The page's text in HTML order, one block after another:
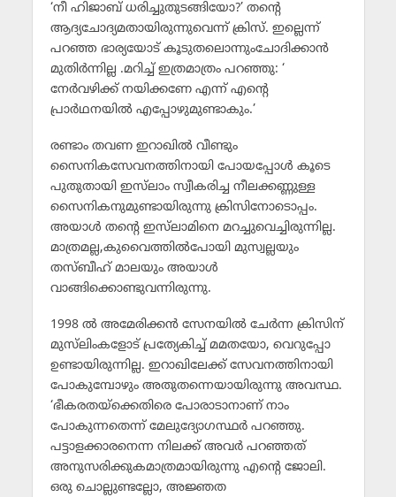
‘നീ ഹിജാബ് ധരിച്ചുതുടങ്ങിയോ?’ തന്റെ
ആദ്യചോദ്യമതായിരുന്നുവെന്ന് ക്രിസ്. ഇല്ലെന്ന്
പറഞ്ഞ ഭാര്യയോട് കൂടുതലൊന്നുംചോദിക്കാന്‍
മുതിര്‍ന്നില്ല .മറിച്ച് ഇത്രമാത്രം പറഞ്ഞു: ‘
നേര്‍വഴിക്ക് നയിക്കണേ എന്ന് എന്റെ
പ്രാര്‍ഥനയില്‍ എപ്പോഴുമുണ്ടാകും.’
രണ്ടാം തവണ ഇറാഖില്‍ വീണ്ടും
സൈനികസേവനത്തിനായി പോയപ്പോള്‍ കൂടെ
പുതുതായി ഇസ്‌ലാം സ്വീകരിച്ച നീലക്കണ്ണുള്ള
സൈനികനുമുണ്ടായിരുന്നു ക്രിസിനോടൊപ്പം.
അയാള്‍ തന്റെ ഇസ്‌ലാമിനെ മറച്ചുവെച്ചിരുന്നില്ല.
മാത്രമല്ല,കുവൈത്തില്‍പോയി മുസ്വല്ലയും
തസ്ബീഹ് മാലയും അയാള്‍
വാങ്ങിക്കൊണ്ടുവന്നിരുന്നു.
1998 ല്‍ അമേരിക്കന്‍ സേനയില്‍ ചേര്‍ന്ന ക്രിസിന്
മുസ്‌ലിംകളോട് പ്രത്യേകിച്ച് മമതയോ, വെറുപ്പോ
ഉണ്ടായിരുന്നില്ല. ഇറാഖിലേക്ക് സേവനത്തിനായി
പോകുമ്പോഴും അതുതന്നെയായിരുന്നു അവസ്ഥ.
‘ഭീകരതയ്‌ക്കെതിരെ പോരാടാനാണ് നാം
പോകുന്നതെന്ന് മേലുദ്യോഗസ്ഥര്‍ പറഞ്ഞു.
പട്ടാളക്കാരനെന്ന നിലക്ക് അവര്‍ പറഞ്ഞത്
അനുസരിക്കുകമാത്രമായിരുന്നു എന്റെ ജോലി.
ഒരു ചൊല്ലുണ്ടല്ലോ, അജ്ഞത